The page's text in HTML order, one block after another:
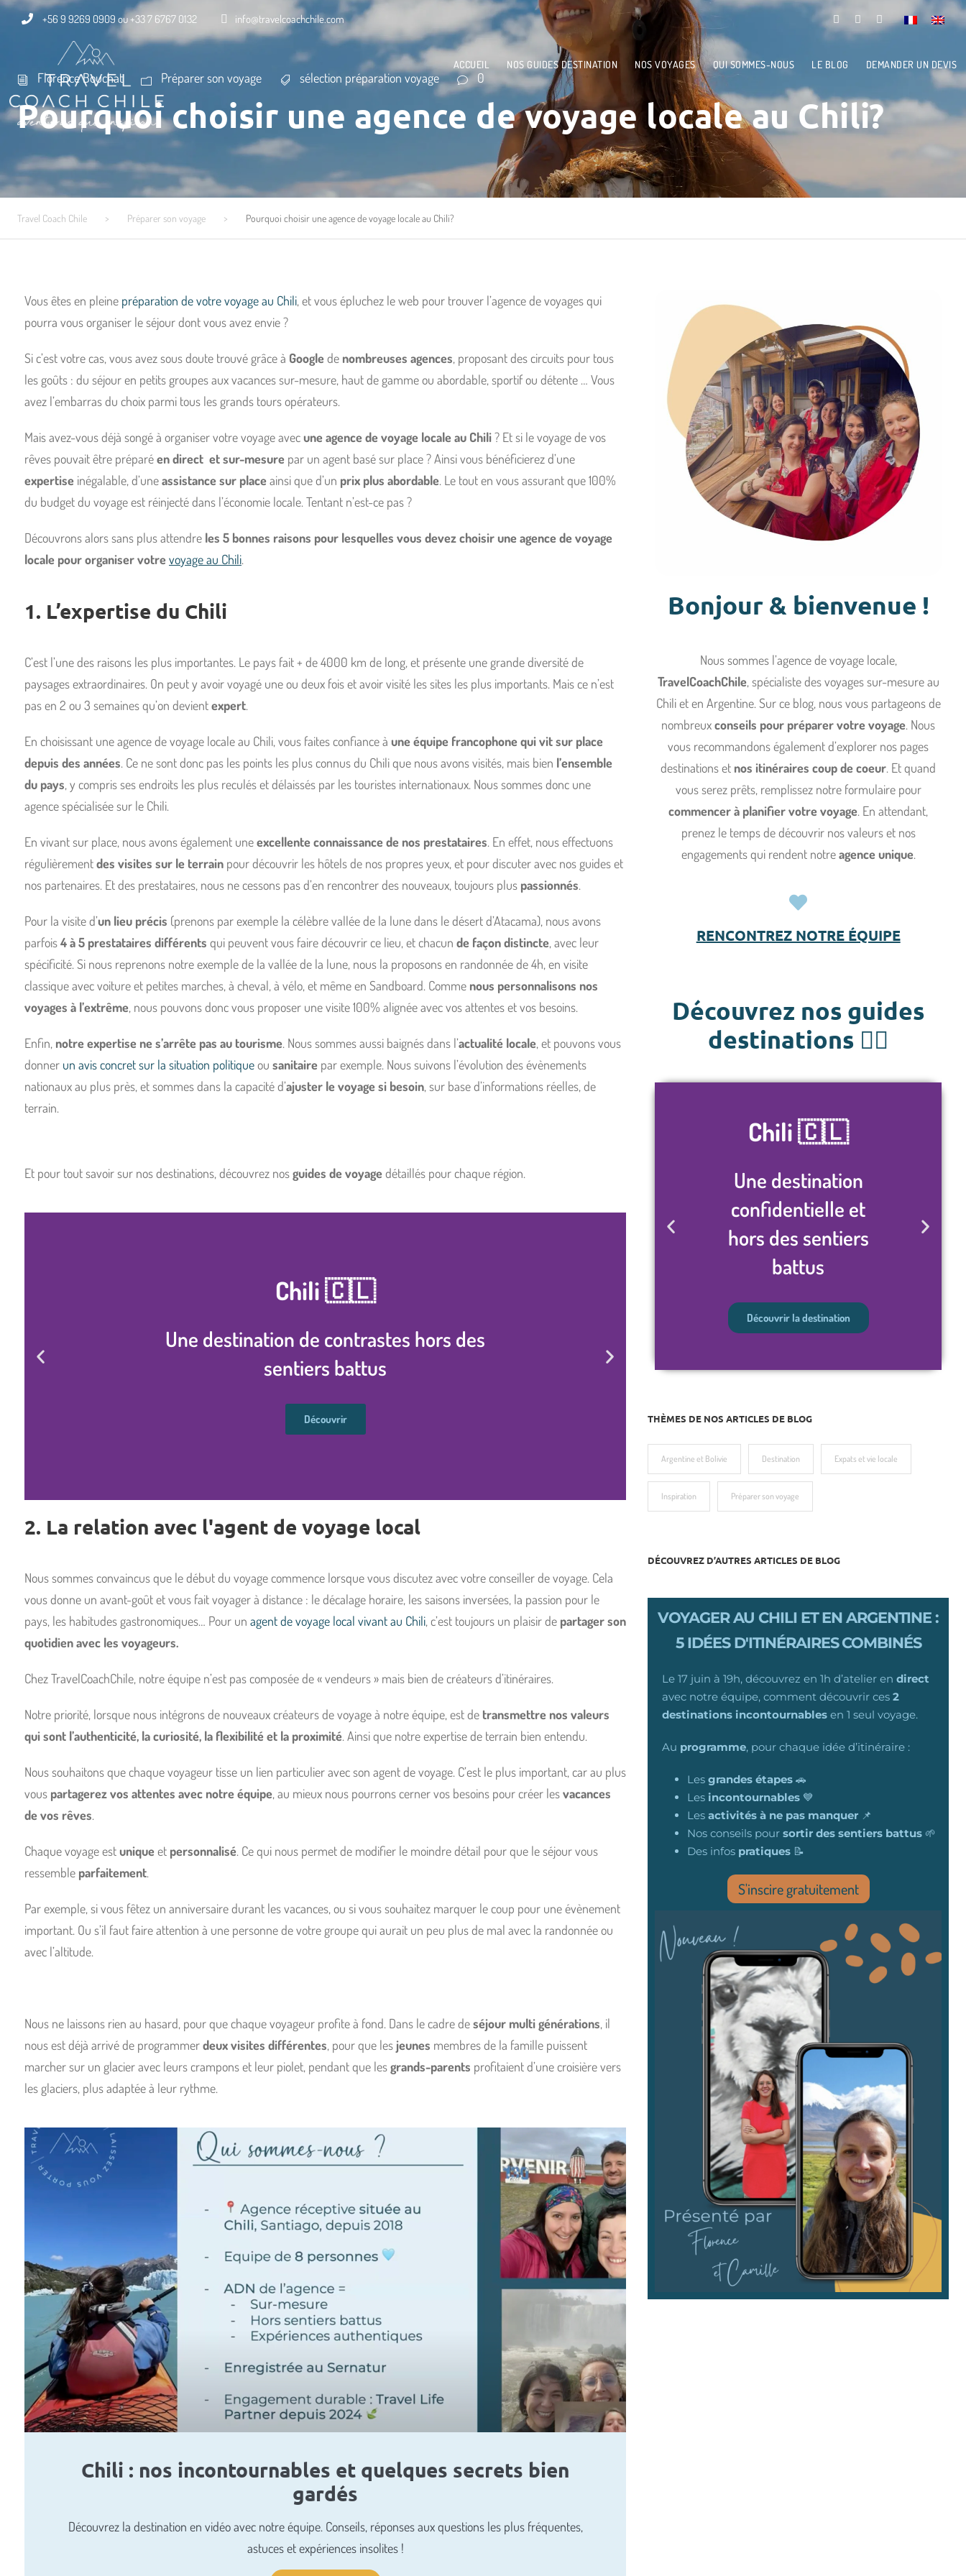
+56 9 9269 0909 ou +33 7 6767 0132 info@travelcoachchile.com
ACCUEIL NOS GUIDES DESTINATION NOS VOYAGES QUI SOMMES-NOUS LE BLOG DEMANDER UN DEVIS
Florence Bouchat Préparer son voyage sélection préparation voyage 0
Pourquoi choisir une agence de voyage locale au Chili?
Travel Coach Chile > Préparer son voyage > Pourquoi choisir une agence de voyage locale au Chili?
Vous êtes en pleine préparation de votre voyage au Chili, et vous épluchez le web pour trouver l’agence de voyages qui
pourra vous organiser le séjour dont vous avez envie ?
Si c’est votre cas, vous avez sous doute trouvé grâce à Googlede nombreuses agences, proposant des circuits pour tous
les goûts : du séjour en petits groupes aux vacances sur-mesure, haut de gamme ou abordable, sportif ou détente … Vous
avez l’embarras du choix parmi tous les grands tours opérateurs.
Mais avez-vous déjà songé à organiser votre voyage avecune agence de voyage locale au Chili? Et si le voyage de vos
rêves pouvait être préparéen direct et sur-mesure par un agent basé sur place ? Ainsi vous bénéficierez d’une
expertise inégalable, d’uneassistance sur placeainsi que d’un prix plus abordable. Le tout en vous assurant que 100%
du budget du voyage est réinjecté dans l’économie locale. Tentant n’est-ce pas ?
Découvrons alors sans plus attendre les 5 bonnes raisons pour lesquelles vous devez choisir une agence de voyage
locale pour organiser votrevoyage au Chili.
1. L’expertise du Chili
C’est l’une des raisons les plus importantes. Le pays fait + de 4000 km de long, et présente une grande diversité de
paysages extraordinaires. On peut y avoir voyagé une ou deux fois et avoir visité les sites les plus importants. Mais ce n’est
pas en 2 ou 3 semaines qu’on devientexpert.
En choisissant une agence de voyage locale au Chili, vous faites confiance à une équipe francophone qui vit sur place
depuis des années. Ce ne sont donc pas les points les plus connus du Chili que nous avons visités, mais bien l’ensemble
du pays, y compris ses endroits les plus reculés et délaissés par les touristes internationaux. Nous sommes donc une
agence spécialisée sur le Chili.
En vivant sur place, nous avons également uneexcellente connaissance de nos prestataires. En effet, nous effectuons
régulièrementdes visites sur le terrain pour découvrir les hôtels de nos propres yeux, et pour discuter avec nos guides et
nos partenaires. Et des prestataires, nous ne cessons pas d’en rencontrer des nouveaux, toujours plus passionnés.
Pour la visite d’un lieu précis (prenons par exemple la célèbre vallée de la lune dans le désert d’Atacama), nous avons
parfois4 à 5 prestataires différents qui peuvent vous faire découvrir ce lieu, et chacun de façon distincte, avec leur
spécificité. Si nous reprenons notre exemple de la vallée de la lune, nous la proposons en randonnée de 4h, en visite
classique avec voiture et petites marches, à cheval, à vélo, et même en Sandboard. Comme nous personnalisons nos
voyages à l’extrême, nous pouvons donc vous proposer une visite 100% alignée avec vos attentes et vos besoins.
Enfin, notre expertise ne s’arrête pas au tourisme. Nous sommes aussi baignés dans l’actualité locale, et pouvons vous
donner un avis concret sur la situation politiqueou sanitaire par exemple. Nous suivons l’évolution des évènements
nationaux au plus près, et sommes dans la capacité d’ajuster le voyage si besoin, sur base d’informations réelles, de
terrain.
Et pour tout savoir sur nos destinations, découvrez nosguides de voyagedétaillés pour chaque région.
Chili 🇨🇱
Une destination de contrastes hors des
sentiers battus
Découvrir
2. La relation avec l'agent de voyage local
Nous sommes convaincus que le début du voyage commence lorsque vous discutez avec votre conseiller de voyage. Cela
vous donne un avant-goût et vous fait voyager à distance : le décalage horaire, les saisons inversées, la passion pour le
pays, les habitudes gastronomiques… Pour un agent de voyage local vivant au Chili, c’est toujours un plaisir de partager son
quotidien avec les voyageurs.
Chez TravelCoachChile, notre équipe n’est pas composée de « vendeurs » mais bien de créateurs d’itinéraires.
Notre priorité, lorsque nous intégrons de nouveaux créateurs de voyage à notre équipe, est de transmettre nos valeurs
qui sont l’authenticité, la curiosité, la flexibilité et la proximité. Ainsi que notre expertise de terrain bien entendu.
Nous souhaitons que chaque voyageur tisse un lien particulier avec son agent de voyage. C’est le plus important, car au plus
vous partagerez vos attentes avec notre équipe, au mieux nous pourrons cerner vos besoins pour créer lesvacances
de vos rêves.
Chaque voyage estuniqueet personnalisé. Ce qui nous permet de modifier le moindre détail pour que le séjour vous
ressemble parfaitement.
Par exemple, si vous fêtez un anniversaire durant les vacances, ou si vous souhaitez marquer le coup pour une évènement
important. Ou s’il faut faire attention à une personne de votre groupe qui aurait un peu plus de mal avec la randonnée ou
avec l’altitude.
Nous ne laissons rien au hasard, pour que chaque voyageur profite à fond. Dans le cadre deséjour multi générations, il
nous est déjà arrivé de programmerdeux visites différentes, pour que les jeunes membres de la famille puissent
marcher sur un glacier avec leurs crampons et leur piolet, pendant que lesgrands-parents profitaient d’une croisière vers
les glaciers, plus adaptée à leur rythme.
Chili : nos incontournables et quelques secrets bien
gardés
Découvrez la destination en vidéo avec notre équipe. Conseils, réponses aux questions les plus fréquentes,
astuces et expériences insolites !
Bonjour & bienvenue !
Nous sommes l’agence de voyage locale,
TravelCoachChile, spécialiste des voyages sur-mesure au
Chili et en Argentine. Sur ce blog, nous vous partageons de
nombreuxconseils pour préparer votre voyage. Nous
vous recommandons également d’explorer nos pages
destinations et nos itinéraires coup de coeur. Et quand
vous serez prêts, remplissez notre formulaire pour
commencer à planifier votre voyage. En attendant,
prenez le temps de découvrir nos valeurs et nos
engagements qui rendent notreagence unique.
RENCONTREZ NOTRE ÉQUIPE
Découvrez nos guides
destinations 👇🏽
Chili 🇨🇱
Une destination
confidentielle et
hors des sentiers
battus
Découvrir la destination
THÈMES DE NOS ARTICLES DE BLOG
Argentine et Bolivie Destination Expats et vie locale
Inspiration Préparer son voyage
DÉCOUVREZ D’AUTRES ARTICLES DE BLOG
VOYAGER AU CHILI ET EN ARGENTINE :
5 IDÉES D'ITINÉRAIRES COMBINÉS
Le 17 juin à 19h, découvrez en 1h d’atelier endirect
avec notre équipe, comment découvrir ces 2
destinations incontournablesen 1 seul voyage.
Au programme, pour chaque idée d’itinéraire :
Lesgrandes étapes 🚗
Les incontournables 💙
Lesactivités à ne pas manquer 📌
Nos conseils poursortir des sentiers battus 🌱
Des infos pratiques 📝
S'inscire gratuitement